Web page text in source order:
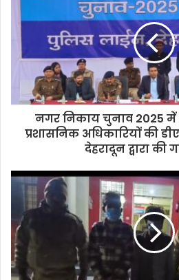
नगर निकाय चुनाव 2025
प्रशासनिक अधिकारियों की
देहरादून द्वारा की